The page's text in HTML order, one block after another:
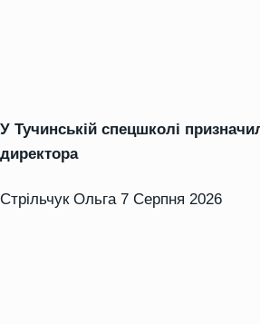
У Тучинській спецшколі
директора
Стрільчук Ольга 7 Серпня 2026